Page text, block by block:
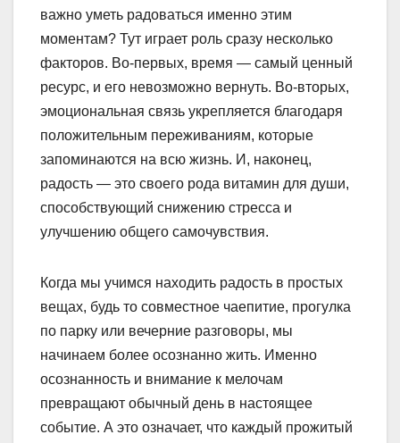
важно уметь радоваться именно этим
моментам? Тут играет роль сразу несколько
факторов. Во-первых, время — самый ценный
ресурс, и его невозможно вернуть. Во-вторых,
эмоциональная связь укрепляется благодаря
положительным переживаниям, которые
запоминаются на всю жизнь. И, наконец,
радость — это своего рода витамин для души,
способствующий снижению стресса и
улучшению общего самочувствия.
Когда мы учимся находить радость в простых
вещах, будь то совместное чаепитие, прогулка
по парку или вечерние разговоры, мы
начинаем более осознанно жить. Именно
осознанность и внимание к мелочам
превращают обычный день в настоящее
событие. А это означает, что каждый прожитый